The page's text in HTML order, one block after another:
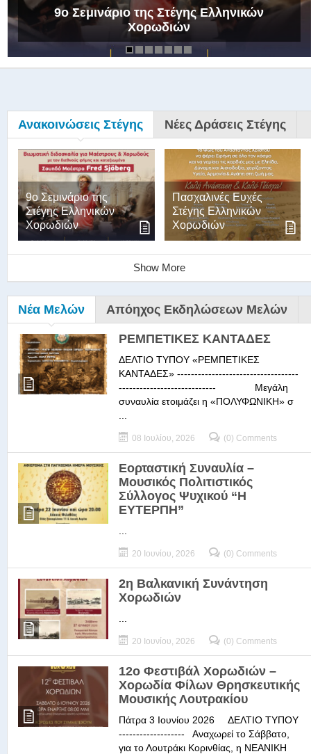
9ο Σεμινάριο της Στέγης Ελληνικών
Χορωδιών
Ανακοινώσεις Στέγης Νέες Δράσεις Στέγης
9ο Σεμινάριο της
Στέγης Ελληνικών
Χορωδιών
Πασχαλινές Ευχές
Στέγης Ελληνικών
Χορωδιών
Show More
Νέα Μελών Απόηχος Εκδηλώσεων Μελών
ΡΕΜΠΕΤΙΚΕΣ ΚΑΝΤΑΔΕΣ
ΔΕΛΤΙΟ ΤΥΠΟΥ «ΡΕΜΠΕΤΙΚΕΣ
ΚΑΝΤΑΔΕΣ» -----------------------------------
---------------------------- Μεγάλη
συναυλία ετοιμάζει η «ΠΟΛΥΦΩΝΙΚΗ» σ
08 Ιουλίου, 2026 (0) Comments
Εορταστική Συναυλία –
Μουσικός Πολιτιστικός
Σύλλογος Ψυχικού “Η
ΕΥΤΕΡΠΗ”
20 Ιουνίου, 2026 (0) Comments
2η Βαλκανική Συνάντηση
Χορωδιών
20 Ιουνίου, 2026 (0) Comments
12ο Φεστιβάλ Χορωδιών –
Χορωδία Φίλων Θρησκευτικής
Μουσικής Λουτρακίου
Πάτρα 3 Ιουνίου 2026 ΔΕΛΤΙΟ ΤΥΠΟΥ
------------------- Αναχωρεί το Σάββατο,
για το Λουτράκι Κορινθίας, η ΝΕΑΝΙΚΗ